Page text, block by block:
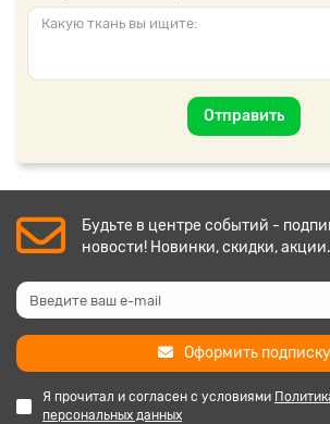
Отправить
Будьте в центре событий -
новости! Новинки, скидки, акции.
Оформить подписку
Я прочитал и согласен с условиями
персональных данных